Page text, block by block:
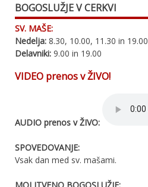
BOGOSLUŽJE V CERKVI
SV. MAŠE:
Nedelja: 8.30, 10.00, 11.30 in 19.00
Delavniki: 9.00 in 19.00
VIDEO prenos v ŽIVO!
AUDIO prenos v ŽIVO:
SPOVEDOVANJE:
Vsak dan med sv. mašami.